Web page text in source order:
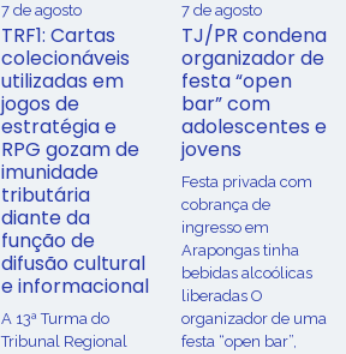
7 de agosto
TRF1: Cartas
colecionáveis
utilizadas em
jogos de
estratégia e
RPG gozam de
imunidade
tributária
diante da
função de
difusão cultural
e informacional
A 13ª Turma do
Tribunal Regional
7 de agosto
TJ/PR condena
organizador de
festa “open
bar” com
adolescentes e
jovens
Festa privada com
cobrança de
ingresso em
Arapongas tinha
bebidas alcoólicas
liberadas O
organizador de uma
festa “open bar”,